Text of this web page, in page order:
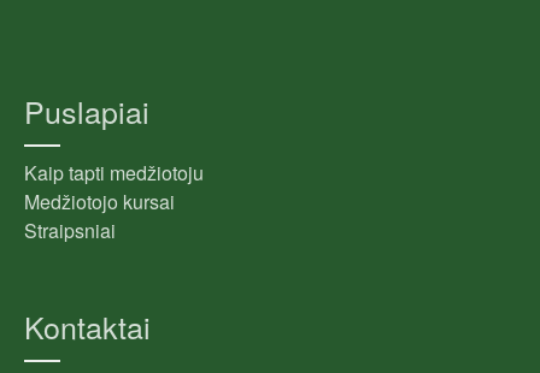
Puslapiai
Kaip tapti medžiotoju
Medžiotojo kursai
Straipsniai
Kontaktai